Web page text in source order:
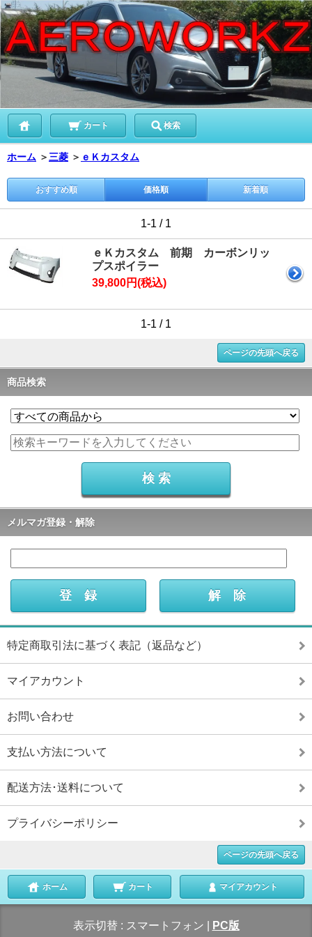
カート 検索
ホーム ＞ 三菱 ＞ ｅＫカスタム
おすすめ順 価格順 新着順
1-1 / 1
ｅＫカスタム 前期 カーボンリッ
プスポイラー
39,800円(税込)
1-1 / 1
ページの先頭へ戻る
商品検索
メルマガ登録・解除
特定商取引法に基づく表記（返品など）
マイアカウント
お問い合わせ
支払い方法について
配送方法･送料について
プライバシーポリシー
ページの先頭へ戻る
ホーム カート マイアカウント
表示切替 : スマートフォン PC版